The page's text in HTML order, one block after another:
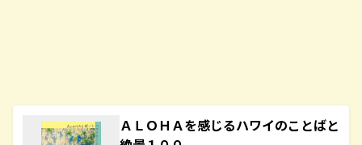
ＡＬＯＨＡを感じるハワイのことばと